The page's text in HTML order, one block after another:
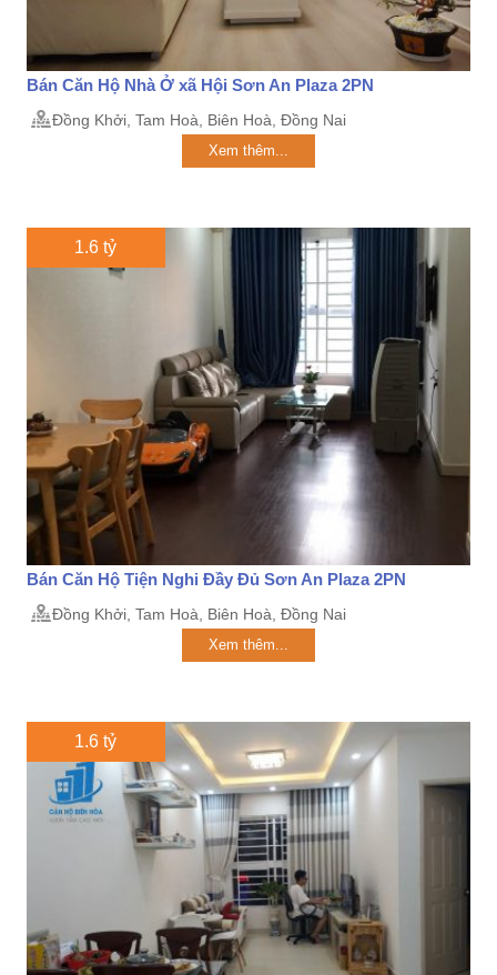
Bán Căn Hộ Nhà Ở xã Hội Sơn An Plaza 2PN
Đồng Khởi, Tam Hoà, Biên Hoà, Đồng Nai
Xem thêm...
1.6 tỷ
Bán Căn Hộ Tiện Nghi Đầy Đủ Sơn An Plaza 2PN
Đồng Khởi, Tam Hoà, Biên Hoà, Đồng Nai
Xem thêm...
1.6 tỷ